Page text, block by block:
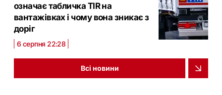
означає табличка TIR на
вантажівках і чому вона зникає з
доріг
6 серпня 22:28
Всі новини